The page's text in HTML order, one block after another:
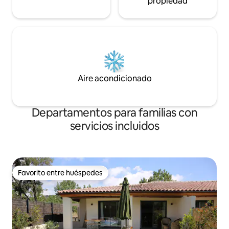
Aire acondicionado
Departamentos para familias con
servicios incluidos
Favorito entre huéspedes
Favorito entre huéspedes